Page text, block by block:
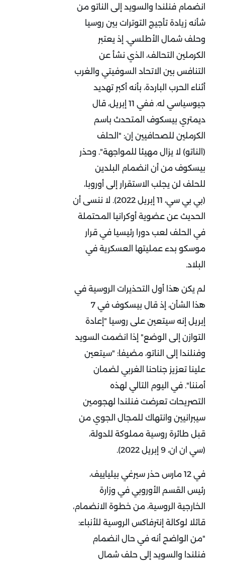
انضمام فنلندا والسويد إلى الناتو من
شأنه زيادة تأجيج التوترات بين روسيا
وحلف شمال الأطلسي. إذ يعتبر
الكرملين التحالف، الذي نشأ عن
التنافس بين الاتحاد السوفيتي والغرب
أثناء الحرب الباردة، بأنه أكبر تهديد
جيوسياسي له. ففي 11 إبريل، قال
ديمتري بيسكوف المتحدث باسم
الكرملين للصحافيين إن: "الحلف
(الناتو) لا يزال مهيئا للمواجهة". وحذر
بيسكوف من أن انضمام البلدين
للحلف لن يجلب الاستقرار إلى أوروبا،
(بي بي سي، 11 إبريل 2022). لا ننسى أن
الحديث عن عضوية أوكرانيا المحتملة
في الحلف لعب دورا رئيسيا في قرار
موسكو بدء عمليتها العسكرية في
البلاد.
لم يكن هذا أول التحذيرات الروسية في
هذا الشأن، إذ قال بيسكوف في 7
إبريل إنه سيتعين على روسيا "إعادة
التوازن إلى الوضع" إذا انضمت السويد
وفنلندا إلى الناتو، مضيفا: "سيتعين
علينا تعزيز جناحنا الغربي لضمان
أمننا". في اليوم التالي لهذه
التصريحات تعرضت فنلندا لهجومين
سيبرانيين وانتهاك للمجال الجوي من
قبل طائرة روسية مملوكة للدولة،
(سي ان ان، 9 إبريل 2022).
في 12 مارس حذر سيرغي بيلياييف،
رئيس القسم الأوروبي في وزارة
الخارجية الروسية، من خطوة الانضمام،
قائلا لوكالة إنترفاكس الروسية للأنباء:
"من الواضح أنه في حال انضمام
فنلندا والسويد إلى حلف شمال